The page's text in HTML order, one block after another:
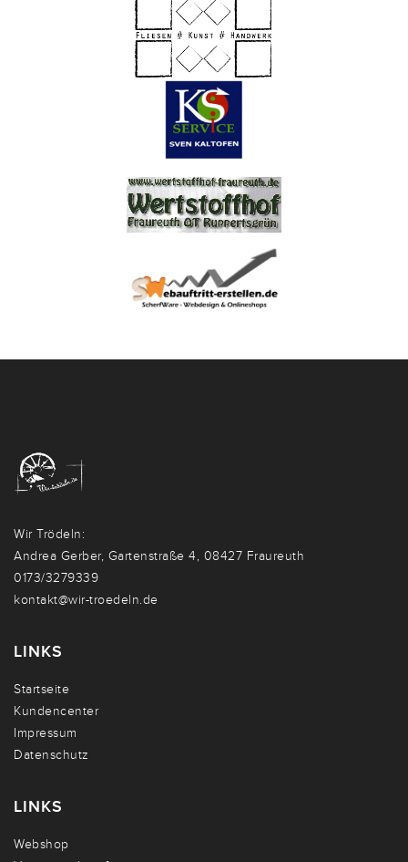
Wir Trödeln:
Andrea Gerber, Gartenstraße 4, 08427 Fraureuth
0173/3279339
kontakt@wir-troedeln.de
LINKS
Startseite
Kundencenter
Impressum
Datenschutz
LINKS
Webshop